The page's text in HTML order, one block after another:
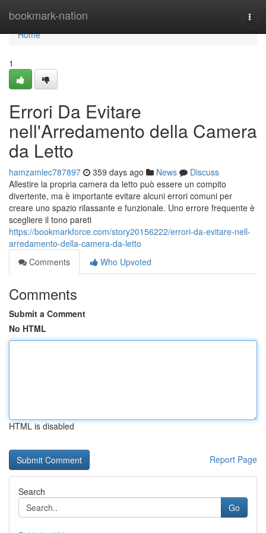
bookmark-nation
Home
Home
1
Errori Da Evitare
nell'Arredamento della Camera
da Letto
hamzamlec787897 359 days ago News
Discuss
Allestire la propria camera da letto può essere un compito
divertente, ma è importante evitare alcuni errori comuni per
creare uno spazio rilassante e funzionale. Uno errore frequente è
scegliere il tono pareti
https://bookmarkforce.com/story20156222/errori-da-evitare-nell-
arredamento-della-camera-da-letto
Comments
Who Upvoted
Comments
Submit a Comment
No HTML
HTML is disabled
Report Page
Search
Go